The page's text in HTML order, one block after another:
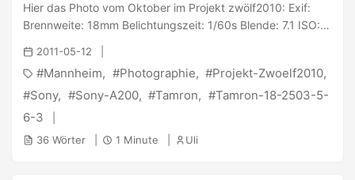
Hier das Photo vom Oktober im Projekt zwölf2010: Exif:
Brennweite: 18mm Belichtungszeit: 1/60s Blende: 7.1 ISO:
100 Geschossen wurde es mit der Sony α200 und dem
Tamron 18-250/3.5-6.3. PS: @ Jana : Teilnehmer #188 -
Uli
2011-05-12
Mannheim Photographie
Projekt-Zwoelf2010
Sony
Sony-A200 Tamron
Tamron-18-2503-5-
6-3
36 Wörter 1 Minute Uli